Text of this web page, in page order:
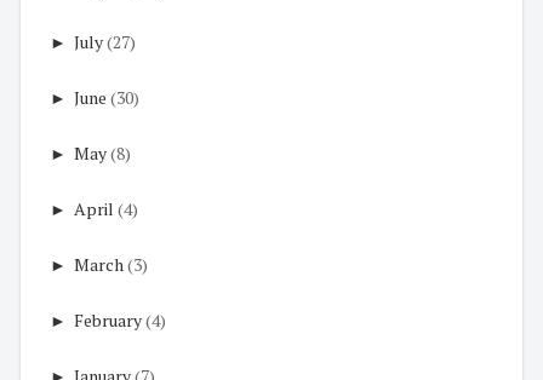
► July(27)
► June (30)
► May(8)
► April (4)
► March(3)
► February(4)